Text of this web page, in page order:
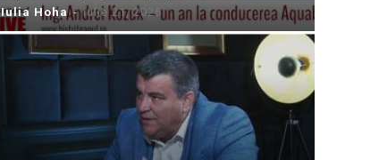
Iulia Hoha - iulie 21, 2026